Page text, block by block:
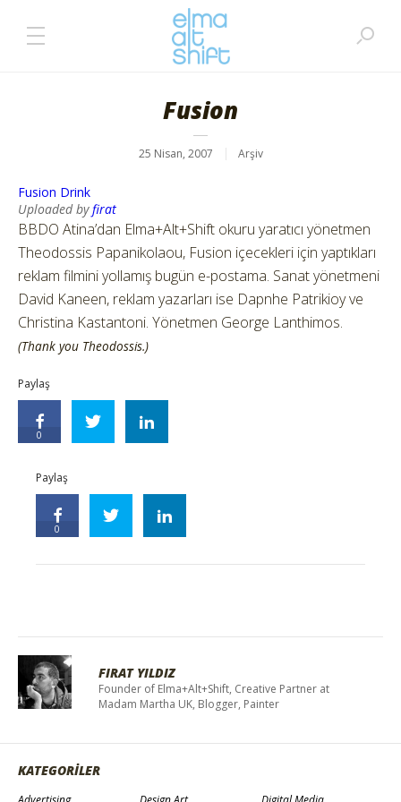
Fusion
25 Nisan, 2007 Arşiv
Fusion Drink
Uploaded byfirat
BBDO Atina’dan Elma+Alt+Shift okuru yaratıcı yönetmen
Theodossis Papanikolaou, Fusion içecekleri için yaptıkları
reklam filmini yollamış bugün e-postama. Sanat yönetmeni
David Kaneen, reklam yazarları ise Dapnhe Patrikioy ve
Christina Kastantoni. Yönetmen George Lanthimos.
(Thank you Theodossis.)
Paylaş
0
Paylaş
0
FIRAT YILDIZ
Founder of Elma+Alt+Shift, Creative Partner at
Madam Martha UK, Blogger, Painter
KATEGORİLER